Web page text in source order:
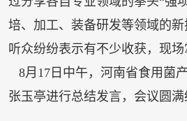
培、加工、装备研发等领域的
听众纷纷表示有不少收获，现场
8月17日中午，河南省食用菌
张玉亭进行总结发言，会议圆满